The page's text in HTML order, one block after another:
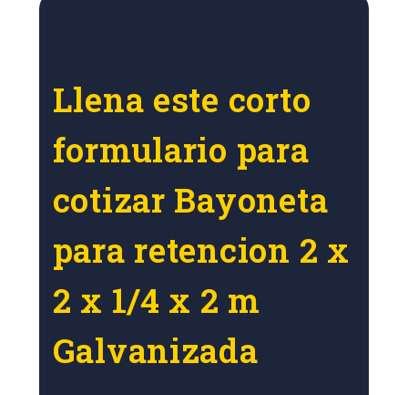
Llena este corto
formulario para
cotizar Bayoneta
para retencion 2 x
2 x 1/4 x 2 m
Galvanizada